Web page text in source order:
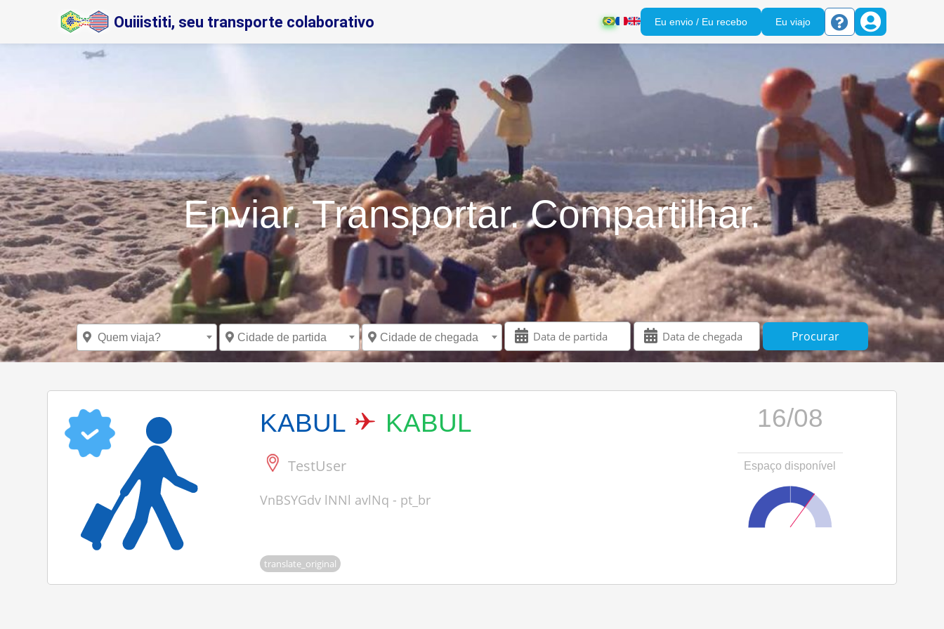
Ouiiistiti, seu transporte colaborativo Eu envio / Eu recebo Eu viajo
Enviar. Transportar. Compartilhar.
Quem viaja? Cidade de partida Cidade de chegada
KABUL KABUL
TestUser
VnBSYGdv lNNl avlNq - pt_br
16/08
Espaço disponível
translate_original